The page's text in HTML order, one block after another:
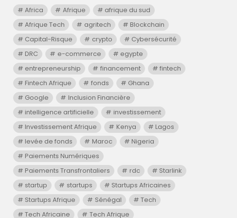
Africa Afrique
afrique du sud
Afrique Tech
agritech
Blockchain
Capital-Risque
crypto
Cybersécurité
DRC
e-commerce
egypte
entrepreneurship
financement
fintech
Fintech Afrique
fonds
Ghana
Google
Inclusion Financière
intelligence artificielle
investissement
Investissement Afrique
Kenya
Lagos
levée de fonds
Maroc
Nigeria
Paiements Numériques
Paiements Transfrontaliers
rdc
Starlink
startup
startups
Startups Africaines
Startups Afrique
Sénégal
Tech
Tech Africaine
Tech Afrique